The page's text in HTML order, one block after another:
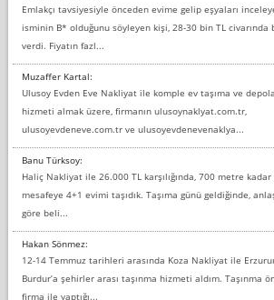
Emlakçı tavsiyesiyle önceden evime gelip eşyaları
isminin B* olduğunu söyleyen kişi, 28-30 bin TL civarında
verdi. Fiyatın fazl...
Muzaffer Kartal:
Ulusoy Evden Eve Nakliyat ile komple ev taşıma ve
hizmeti almak üzere, firmanın ulusoynaklyat.com.tr,
ulusoyevdeneve.com.tr ve ulusoyevdenevenaklya...
Banu Türksoy:
Haliç Nakliyat ile 26.000 TL karşılığında, 700 metre kadar
mesafeye 4+1 evimi taşıdık. Taşıma günü geldiğinde,
göre beli...
Hakan Sönmez:
12-14 Temmuz tarihleri arasında Koza Nakliyat ile
Burdur’a şehirler arası taşınma hizmeti aldım. Taşınma
firma ile yaptığı...